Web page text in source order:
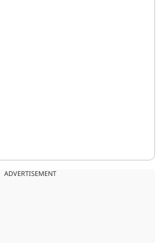
ADVERTISEMENT